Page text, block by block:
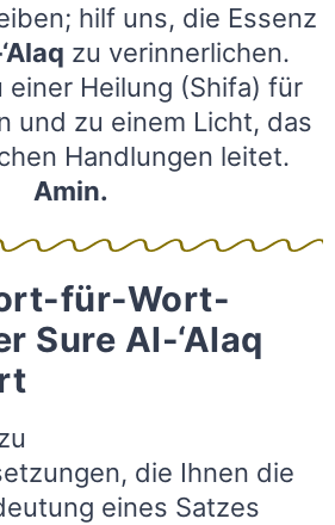
hilf uns, die Essenz
zu verinnerlichen.
einer Heilung (Shifa) für
und zu einem Licht, das
Handlungen leitet.
Amin.
für-Wort-
Sure Al-‘Alaq
die Ihnen die
eines Satzes